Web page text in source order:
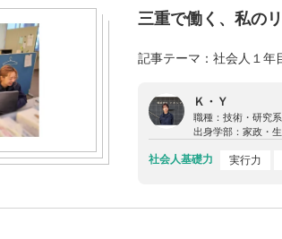
三重で働く、私の
記事テーマ：社会人１
Ｋ・Ｙ
職種： 技術・研究系
出身学部： 家政・
社会人基礎力 実行力